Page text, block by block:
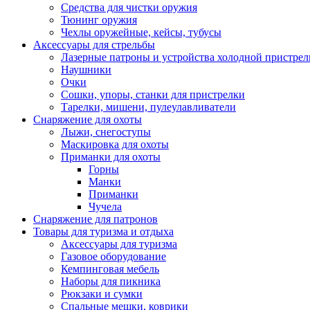
Средства для чистки оружия
Тюнинг оружия
Чехлы оружейные, кейсы, тубусы
Аксессуары для стрельбы
Лазерные патроны и устройства холодной
Наушники
Очки
Сошки, упоры, станки для пристрелки
Тарелки, мишени, пулеулавливатели
Снаряжение для охоты
Лыжи, снегоступы
Маскировка для охоты
Приманки для охоты
Горны
Манки
Приманки
Чучела
Снаряжение для патронов
Товары для туризма и отдыха
Аксессуары для туризма
Газовое оборудование
Кемпинговая мебель
Наборы для пикника
Рюкзаки и сумки
Спальные мешки, коврики